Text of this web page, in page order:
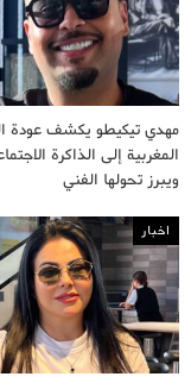
مهدي تيكيطو يكشف عودة
المغربية إلى الذاكرة
ويبرز تحولها الفني
اخبار